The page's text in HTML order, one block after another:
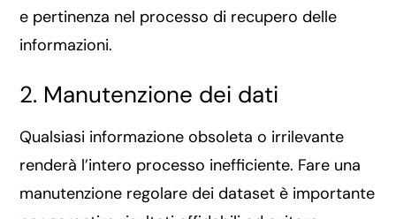
e pertinenza nel processo di recupero delle
informazioni.
2. Manutenzione dei dati
Qualsiasi informazione obsoleta o irrilevante
renderà l’intero processo inefficiente. Fare una
manutenzione regolare dei dataset è importante